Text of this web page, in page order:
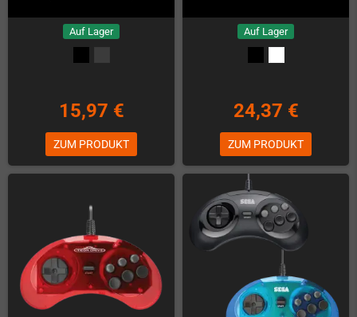
Auf Lager
15,97 €
ZUM PRODUKT
Auf Lager
24,37 €
ZUM PRODUKT